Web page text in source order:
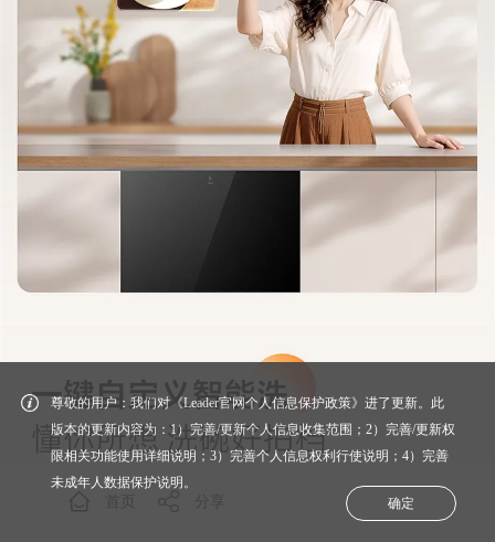
尊敬的用户：我们对《Leader官网个人信息保护政策》进了更新。此
版本的更新内容为：1）完善/更新个人信息收集范围；2）完善/更新权
限相关功能使用详细说明；3）完善个人信息权利行使说明；4）完善
未成年人数据保护说明。
确定